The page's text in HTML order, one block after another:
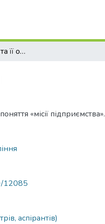
Місія підприємства та її основні елементи
«місії підприємства».
12085
аспірантів)